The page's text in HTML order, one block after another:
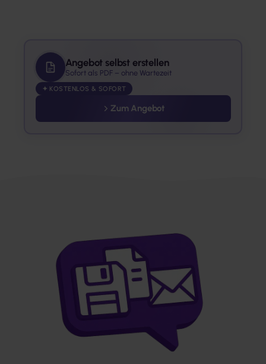
Angebot selbst erstellen
Sofort als PDF – ohne Wartezeit
✦ KOSTENLOS & SOFORT
Zum Angebot